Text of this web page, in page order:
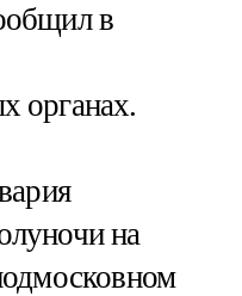
в
органах.
на